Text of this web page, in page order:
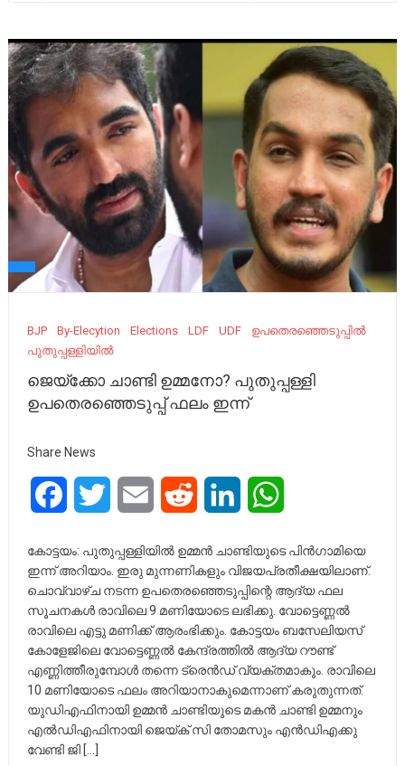
BJP By-Elecytion Elections LDF UDF
ഉപതെരഞ്ഞെടുപ്പില്‍
പുതുപ്പള്ളിയിൽ
ജെയ്‌ക്കോ ചാണ്ടി ഉമ്മനോ? പുതുപ്പള്ളി
ഉപതെരഞ്ഞെടുപ്പ് ഫലം ഇന്ന്
Share News
FacebookTwitter Email Reddit LinkedIn
കോട്ടയം: പുതുപ്പള്ളിയിൽ ഉമ്മൻ ചാണ്ടിയുടെ പിൻ​ഗാമിയെ
ഇന്ന് അറിയാം. ഇരു മുന്നണികളും വിജയപ്രതീക്ഷയിലാണ്.
ചൊവ്വാഴ്‌ച നടന്ന ഉപതെരഞ്ഞെടുപ്പിന്റെ ആദ്യ ഫല
സൂചനകൾ രാവിലെ 9 മണിയോടെ ലഭിക്കു. വോട്ടെണ്ണൽ
രാവിലെ എട്ടു മണിക്ക് ആരംഭിക്കും. കോട്ടയം ബസേലിയസ്
കോളേജിലെ വോട്ടെണ്ണൽ കേന്ദ്രത്തിൽ ആദ്യ റൗണ്ട്
എണ്ണിത്തീരുമ്പോൾ തന്നെ ട്രെൻഡ് വ്യക്തമാകും. രാവിലെ
10 മണിയോടെ ഫലം അറിയാനാകുമെന്നാണ് കരുതുന്നത്.
യുഡിഎഫിനായി ഉമ്മൻ ചാണ്ടിയുടെ മകൻ ചാണ്ടി ഉമ്മനും
എൽഡിഎഫിനായി ജെയ്ക് സി തോമസും എൻഡിഎക്കു
വേണ്ടി ജി […]